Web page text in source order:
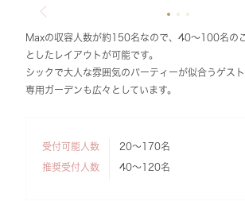
Maxの収容人数が約150名なので、40～100名の
としたレイアウトが可能です。
シックで大人な雰囲気のパーティーが似合うゲスト
専用ガーデンも広々としています。
受付可能人数 20～170名
推奨受付人数 40～120名